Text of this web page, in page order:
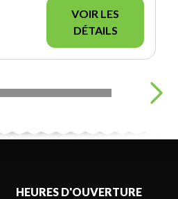
VOIR LES
DÉTAILS
HEURES D'OUVERTURE